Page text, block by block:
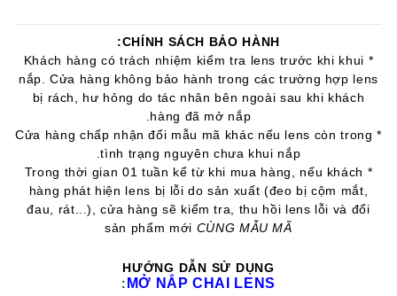
CHÍNH SÁCH BẢO HÀNH:
* Khách hàng có trách nhiệm kiểm tra lens trước khi khui
nắp. Cửa hàng không bảo hành trong các trường hợp lens
bị rách, hư hỏng do tác nhân bên ngoài sau khi khách
hàng đã mở nắp.
* Cửa hàng chấp nhận đổi mẫu mã khác nếu lens còn trong
tình trạng nguyên chưa khui nắp.
* Trong thời gian 01 tuần kể từ khi mua hàng, nếu khách
hàng phát hiện lens bị lỗi do sản xuất (đeo bị cộm mắt,
đau, rát...), cửa hàng sẽ kiểm tra, thu hồi lens lỗi và đổi
sản phẩm mới CÙNG MẪU MÃ
HƯỚNG DẪN SỬ DỤNG
MỞ NẮP CHAI LENS
: